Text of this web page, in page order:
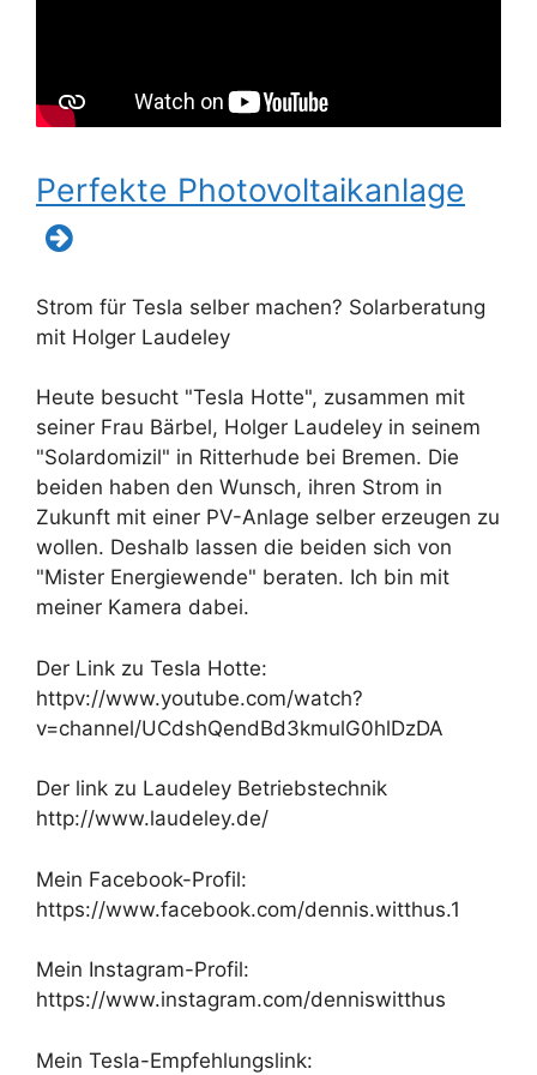
Perfekte Photovoltaikanlage
Strom für Tesla selber machen? Solarberatung
mit Holger Laudeley
Heute besucht "Tesla Hotte", zusammen mit
seiner Frau Bärbel, Holger Laudeley in seinem
"Solardomizil" in Ritterhude bei Bremen. Die
beiden haben den Wunsch, ihren Strom in
Zukunft mit einer PV-Anlage selber erzeugen zu
wollen. Deshalb lassen die beiden sich von
"Mister Energiewende" beraten. Ich bin mit
meiner Kamera dabei.
Der Link zu Tesla Hotte:
httpv://www.youtube.com/watch?
v=channel/UCdshQendBd3kmulG0hlDzDA
Der link zu Laudeley Betriebstechnik
http://www.laudeley.de/
Mein Facebook-Profil:
https://www.facebook.com/dennis.witthus.1
Mein Instagram-Profil:
https://www.instagram.com/denniswitthus
Mein Tesla-Empfehlungslink: